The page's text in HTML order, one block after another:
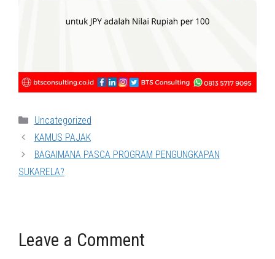
Categories
Uncategorized
KAMUS PAJAK
BAGAIMANA PASCA PROGRAM PENGUNGKAPAN
SUKARELA?
Leave a Comment